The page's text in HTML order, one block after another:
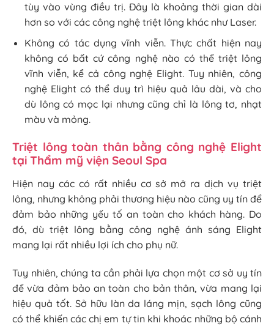
tùy vào vùng điều trị. Đây là khoảng thời gian dài
hơn so với các công nghệ triệt lông khác như Laser.
Không có tác dụng vĩnh viễn. Thực chất hiện nay
không có bất cứ công nghệ nào có thể triệt lông
vĩnh viễn, kể cả công nghệ Elight. Tuy nhiên, công
nghệ Elight có thể duy trì hiệu quả lâu dài, và cho
dù lông có mọc lại nhưng cũng chỉ là lông tơ, nhạt
màu và mỏng.
Triệt lông toàn thân bằng công nghệ Elight
tại Thẩm mỹ viện Seoul Spa
Hiện nay các có rất nhiều cơ sở mở ra dịch vụ triệt
lông, nhưng không phải thương hiệu nào cũng uy tín để
đảm bảo những yếu tố an toàn cho khách hàng. Do
đó, dù triệt lông bằng công nghệ ánh sáng Elight
mang lại rất nhiều lợi ích cho phụ nữ.
Tuy nhiên, chúng ta cần phải lựa chọn một cơ sở uy tín
để vừa đảm bảo an toàn cho bản thân, vừa mang lại
hiệu quả tốt. Sở hữu làn da láng mịn, sạch lông cũng
có thể khiến các chị em tự tin khi khoác những bộ cánh